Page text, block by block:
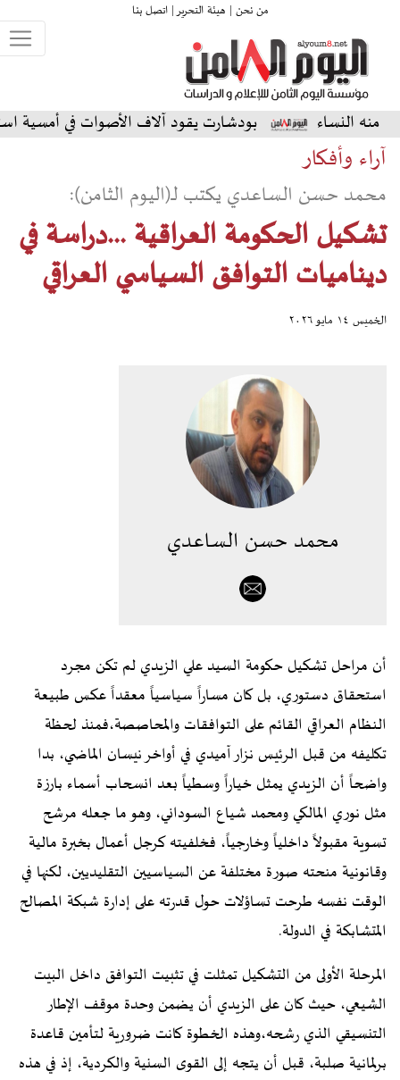
من نحن | هيئة التحرير |اتصل بنا
بودشارت يقود آلاف الأصوات في أمسية استثنائية على
آراء وأفكار
محمد حسن الساعدي يكتب لـ(اليوم الثامن):
تشكيل الحكومة العراقية ...دراسة في
ديناميات التوافق السياسي العراقي
الخميس ١٤ مايو ٢٠٢٦
محمد حسن الساعدي
أن مراحل تشكيل حكومة السيد علي الزيدي لم تكن مجرد
استحقاق دستوري، بل كان مساراً سياسياً معقداً عكس طبيعة
النظام العراقي القائم على التوافقات والمحاصصة،فمنذ لحظة
تكليفه من قبل الرئيس نزار آميدي في أواخر نيسان الماضي، بدا
واضحاً أن الزيدي يمثل خياراً وسطياً بعد انسحاب أسماء بارزة
مثل نوري المالكي ومحمد شياع السوداني، وهو ما جعله مرشح
تسوية مقبولاً داخلياً وخارجياً، فخلفيته كرجل أعمال بخبرة مالية
وقانونية منحته صورة مختلفة عن السياسيين التقليديين، لكنها في
الوقت نفسه طرحت تساؤلات حول قدرته على إدارة شبكة المصالح
المتشابكة في الدولة.
المرحلة الأولى من التشكيل تمثلت في تثبيت التوافق داخل البيت
الشيعي، حيث كان على الزيدي أن يضمن وحدة موقف الإطار
التنسيقي الذي رشحه،وهذه الخطوة كانت ضرورية لتأمين قاعدة
برلمانية صلبة، قبل أن يتجه إلى القوى السنية والكردية، إذ في هذه